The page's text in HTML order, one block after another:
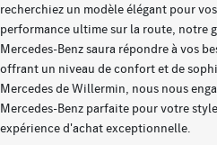
recherchiez un modèle élégant pour
performance ultime sur la route, notre
Mercedes-Benz saura répondre à vos
offrant un niveau de confort et de
Mercedes de Willermin, nous nous
Mercedes-Benz parfaite pour votre
expérience d'achat exceptionnelle.